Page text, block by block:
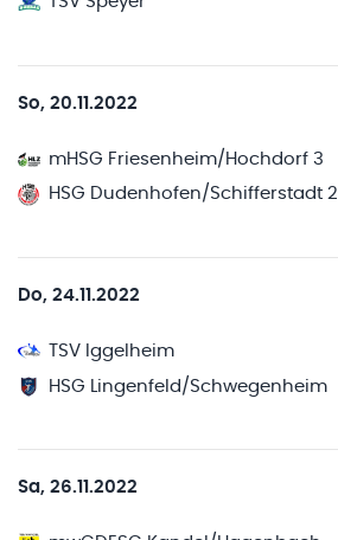
So, 20.11.2022
mHSG Friesenheim/Hochdorf 3
HSG Dudenhofen/Schifferstadt 2
Do, 24.11.2022
TSV Iggelheim
HSG Lingenfeld/Schwegenheim
Sa, 26.11.2022